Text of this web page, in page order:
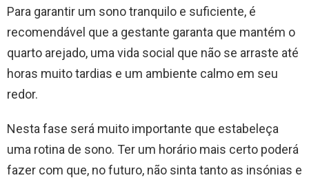
Para garantir um sono tranquilo e suficiente, é
recomendável que a gestante garanta que mantém o
quarto arejado, uma vida social que não se arraste até
horas muito tardias e um ambiente calmo em seu
redor.
Nesta fase será muito importante que estabeleça
uma rotina de sono. Ter um horário mais certo poderá
fazer com que, no futuro, não sinta tanto as insónias e